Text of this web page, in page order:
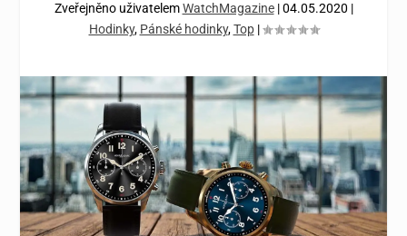
Zveřejněno uživatelemWatchMagazine|04.05.2020 |
Hodinky, Pánské hodinky,Top|